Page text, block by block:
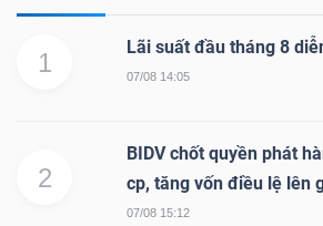
1
Lãi suất đầu tháng 8
07/08 14:05
2
BIDV chốt quyền phát
cp, tăng vốn điều lệ lên
07/08 15:12